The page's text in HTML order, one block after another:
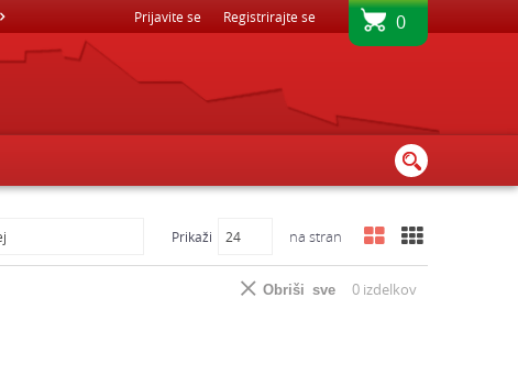
BREZPLAČNA DOSTAVA - PRI NAKUPU NAD 45€ 0
Prijavite se Registrirajte se
Prikaži na stran
0 izdelkov
Obriši sve